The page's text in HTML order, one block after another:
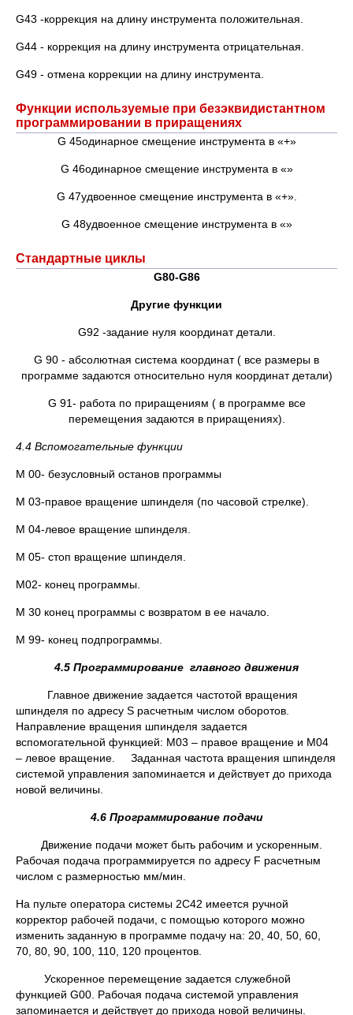
G43 -коррекция на длину инструмента положительная.
G44 - коррекция на длину инструмента отрицательная.
G49 - отмена коррекции на длину инструмента.
Функции используемые при безэквидистантном
программировании в приращениях
G 45одинарное смещение инструмента в «+»
G 46одинарное смещение инструмента в «»
G 47удвоенное смещение инструмента в «+».
G 48удвоенное смещение инструмента в «»
Стандартные циклы
G80-G86
Другие функции
G92 -задание нуля координат детали.
G 90 - абсолютная система координат ( все размеры в
программе задаются относительно нуля координат детали)
G 91- работа по приращениям ( в программе все
перемещения задаются в приращениях).
4.4 Вспомогательные функции
М 00- безусловный останов программы
М 03-правое вращение шпинделя (по часовой стрелке).
М 04-левое вращение шпинделя.
М 05- стоп вращение шпинделя.
М02- конец программы.
М 30 конец программы с возвратом в ее начало.
М 99- конец подпрограммы.
4.5 Программирование главного движения
Главное движение задается частотой вращения
шпинделя по адресу S расчетным числом оборотов.
Направление вращения шпинделя задается
вспомогательной функцией: М03 – правое вращение и М04
– левое вращение. Заданная частота вращения шпинделя
системой управления запоминается и действует до прихода
новой величины.
4.6 Программирование подачи
Движение подачи может быть рабочим и ускоренным.
Рабочая подача программируется по адресу F расчетным
числом с размерностью мм/мин.
На пульте оператора системы 2С42 имеется ручной
корректор рабочей подачи, с помощью которого можно
изменить заданную в программе подачу на: 20, 40, 50, 60,
70, 80, 90, 100, 110, 120 процентов.
Ускоренное перемещение задается служебной
функцией G00. Рабочая подача системой управления
запоминается и действует до прихода новой величины.